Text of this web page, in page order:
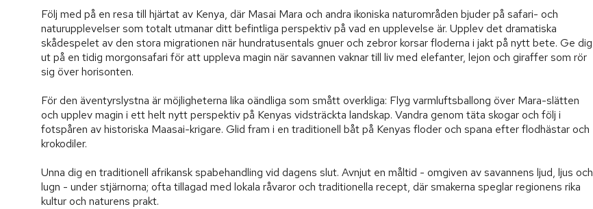
Följ med på en resa till hjärtat av Kenya, där Masai Mara och andra ikoniska naturområden bjuder på safari- och
naturupplevelser som totalt utmanar ditt befintliga perspektiv på vad en upplevelse är. Upplev det dramatiska
skådespelet av den stora migrationen när hundratusentals gnuer och zebror korsar floderna i jakt på nytt bete. Ge dig
ut på en tidig morgonsafari för att uppleva magin när savannen vaknar till liv med elefanter, lejon och giraffer som rör
sig över horisonten.
För den äventyrslystna är möjligheterna lika oändliga som smått overkliga: Flyg varmluftsballong över Mara-slätten
och upplev magin i ett helt nytt perspektiv på Kenyas vidsträckta landskap. Vandra genom täta skogar och följ i
fotspåren av historiska Maasai-krigare. Glid fram i en traditionell båt på Kenyas floder och spana efter flodhästar och
krokodiler.
Unna dig en traditionell afrikansk spabehandling vid dagens slut. Avnjut en måltid - omgiven av savannens ljud, ljus och
lugn - under stjärnorna; ofta tillagad med lokala råvaror och traditionella recept, där smakerna speglar regionens rika
kultur och naturens prakt.